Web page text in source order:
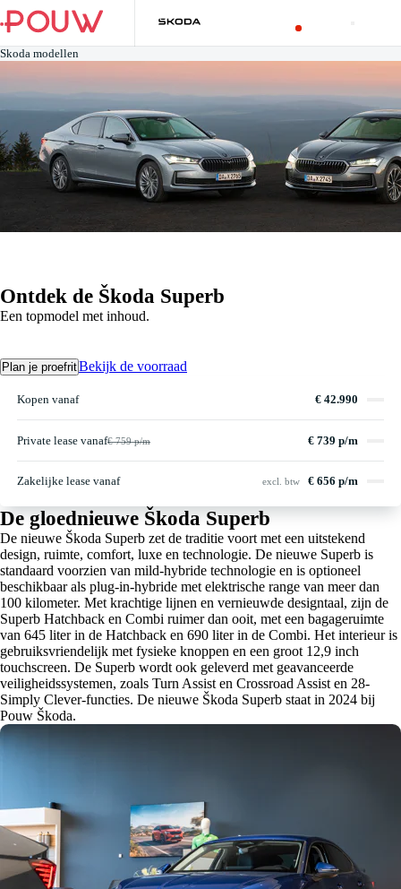
Skoda modellen
Ontdek de Škoda Superb
Een topmodel met inhoud.
Plan je proefritBekijk de voorraad
Kopen vanaf € 42.990
Private lease vanaf€ 759 p/m € 739 p/m
Zakelijke lease vanaf excl. btw € 656 p/m
De gloednieuwe Škoda Superb
De nieuwe Škoda Superb zet de traditie voort met een uitstekend
design, ruimte, comfort, luxe en technologie. De nieuwe Superb is
standaard voorzien van mild-hybride technologie en is optioneel
beschikbaar als plug-in-hybride met elektrische range van meer dan
100 kilometer. Met krachtige lijnen en vernieuwde designtaal, zijn de
Superb Hatchback en Combi ruimer dan ooit, met een bagageruimte
van 645 liter in de Hatchback en 690 liter in de Combi. Het interieur is
gebruiksvriendelijk met fysieke knoppen en een groot 12,9 inch
touchscreen. De Superb wordt ook geleverd met geavanceerde
veiligheidssystemen, zoals Turn Assist en Crossroad Assist en 28-
Simply Clever-functies. De nieuwe Škoda Superb staat in 2024 bij
Pouw Škoda.